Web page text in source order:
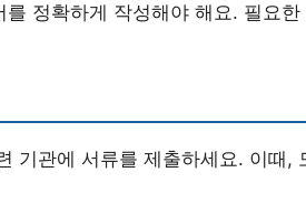
를 정확하게 작성해야 해요. 필요
기관에 서류를 제출하세요. 이때,